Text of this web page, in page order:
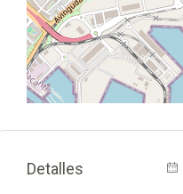
Detalles